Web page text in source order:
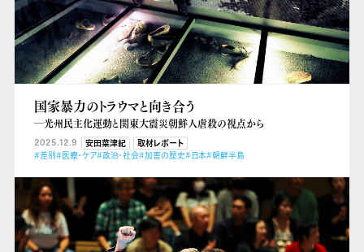
国家暴力のトラウマと向き合う
―光州民主化運動と関東大震災朝鮮人虐殺の視点から
2025.12.9 安田菜津紀
取材レポート
#差別#医療・ケア#政治・社会#加害の歴史#日本#朝鮮半島